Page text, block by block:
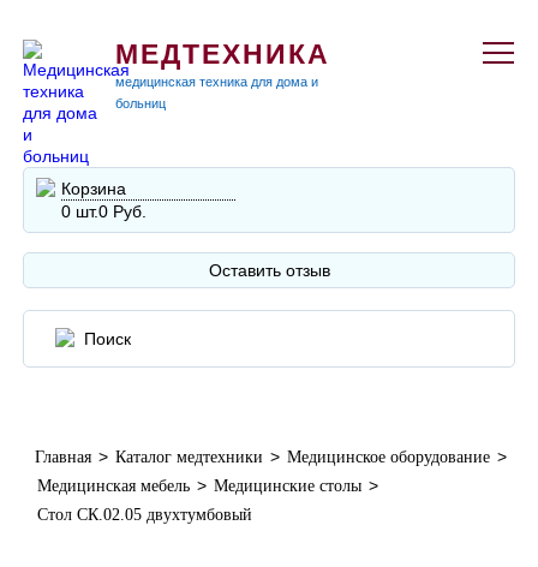
МЕДТЕХНИКА
медицинская техника для дома и
больниц
Корзина
0 шт.0 Руб.
Оставить отзыв
Главная > Каталог медтехники > Медицинское оборудование >
Медицинская мебель > Медицинские столы >
Стол СК.02.05 двухтумбовый